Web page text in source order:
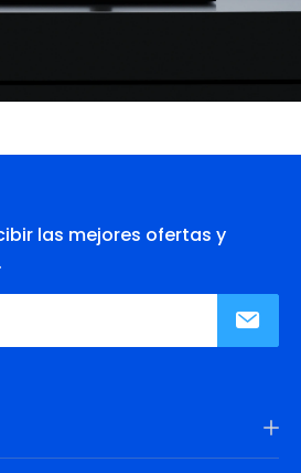
las mejores ofertas y